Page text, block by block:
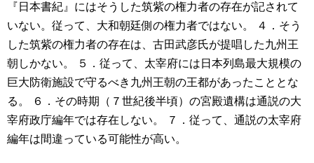
『日本書紀』にはそうした筑紫の権力者の存在が記されて
いない。従って、大和朝廷側の権力者ではない。
４．そう
した筑紫の権力者の存在は、古田武彦氏が提唱した九州王
朝しかない。
５．従って、太宰府には日本列島最大規模の
巨大防衛施設で守るべき九州王朝の王都があったこととな
る。
６．その時期（７世紀後半頃）の宮殿遺構は通説の大
宰府政庁編年では存在しない。
７．従って、通説の太宰府
編年は間違っている可能性が高い。